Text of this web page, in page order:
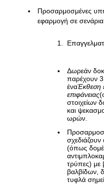
Προσαρμοσμένες
εφαρμογή σε
Δωρεάν
παρέχουν 3
έναΈκθεση
επιφάνειας
στοιχείων
και
ωρών.
σχεδιάζουν
(όπως
τρύπες) με
βαλβίδων,
τυφλά